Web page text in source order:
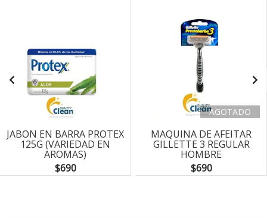
JABON EN BARRA PROTEX
125G (VARIEDAD EN
AROMAS)
$690
AGOTADO
MAQUINA DE AFEITAR
GILLETTE 3 REGULAR
HOMBRE
$690